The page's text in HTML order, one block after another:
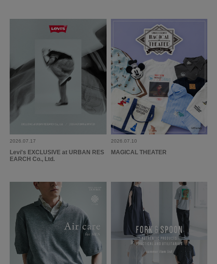
2026.07.17
Levi's EXCLUSIVE at URBAN RES
EARCH Co., Ltd.
2026.07.10
MAGICAL THEATER